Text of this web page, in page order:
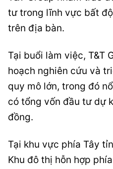
tư trong lĩnh vực bất
trên địa bàn.
Tại buổi làm việc, T&T
hoạch nghiên cứu và
quy mô lớn, trong đó
có tổng vốn đầu tư dự
đồng.
Tại khu vực phía Tây
Khu đô thị hỗn hợp